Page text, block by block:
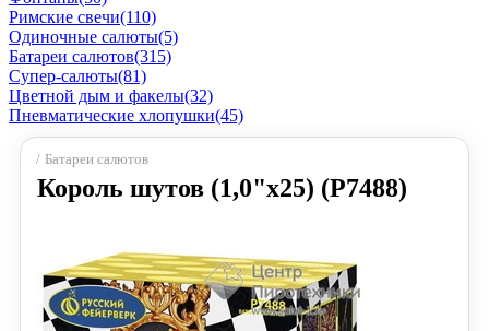
Римские свечи(110)
Одиночные салюты(5)
Батареи салютов(315)
Супер-салюты(81)
Цветной дым и факелы(32)
Пневматические хлопушки(45)
Батареи салютов
Король шутов (1,0"х25) (Р7488)